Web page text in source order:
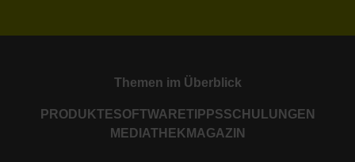
Themen im Überblick
PRODUKTESOFTWARETIPPSSCHULUNGEN
MEDIATHEK MAGAZIN